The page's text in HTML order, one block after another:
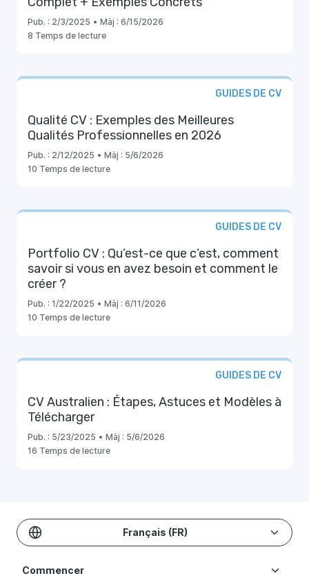
Pub. : 2/3/2025 • Màj : 6/15/2026
8 Temps de lecture
GUIDES DE CV
Qualité CV : Exemples des Meilleures
Qualités Professionnelles en 2026
Pub. : 2/12/2025 • Màj : 5/6/2026
10 Temps de lecture
GUIDES DE CV
Portfolio CV : Qu’est-ce que c’est, comment
savoir si vous en avez besoin et comment le
créer ?
Pub. : 1/22/2025 • Màj : 6/11/2026
10 Temps de lecture
GUIDES DE CV
CV Australien : Étapes, Astuces et Modèles à
Télécharger
Pub. : 5/23/2025 • Màj : 5/6/2026
16 Temps de lecture
Français (FR)
Commencer